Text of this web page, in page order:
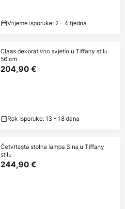
Vrijeme isporuke: 2 - 4 tjedna
Claas dekorativno svjetlo u Tiffany stilu
56 cm
204,90 €
Rok isporuke: 13 - 18 dana
Četvrtasta stolna lampa Sina u Tiffany
stilu
244,90 €